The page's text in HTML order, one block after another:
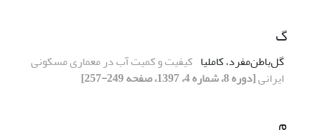
گ
گل‌باطن‌مفرد، کاملیا کیفیت و کمیت آب در معماری مسکونی
ایرانی[دوره 8، شماره 4، 1397، صفحه 249-257]